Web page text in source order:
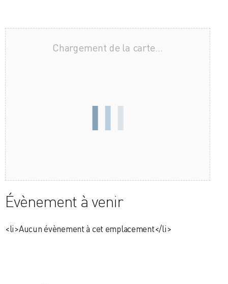
Chargement de la carte…
Évènement à venir
<li>Aucun évènement à cet emplacement</li>